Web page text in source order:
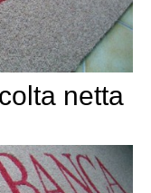
netta